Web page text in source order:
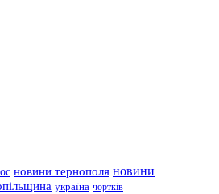
новини тернополя новини
україна чортків